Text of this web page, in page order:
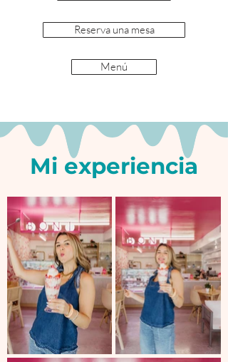
Reserva una mesa
Menú
Mi experiencia